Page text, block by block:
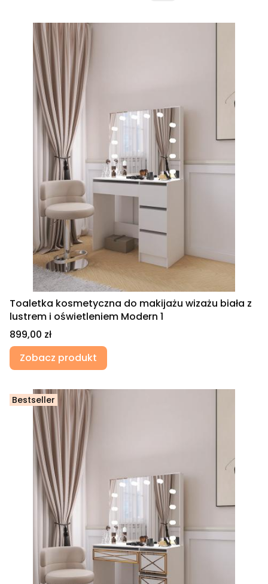
Toaletka kosmetyczna do makijażu wizażu biała z
lustrem i oświetleniem Modern 1
Cena
899,00 zł
Zobacz produkt
Bestseller